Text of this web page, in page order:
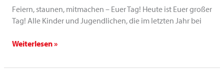
Feiern, staunen, mitmachen – Euer Tag! Heute ist Euer großer
Tag! Alle Kinder und Jugendlichen, die im letzten Jahr bei
Weiterlesen »